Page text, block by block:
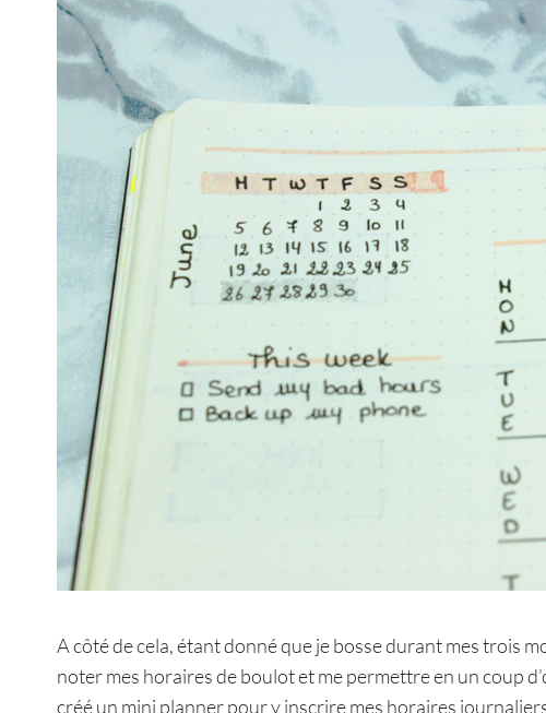
A côté de cela, étant donné que je bosse durant mes trois
noter mes horaires de boulot et me permettre en un coup
créé un mini planner pour y inscrire mes horaires